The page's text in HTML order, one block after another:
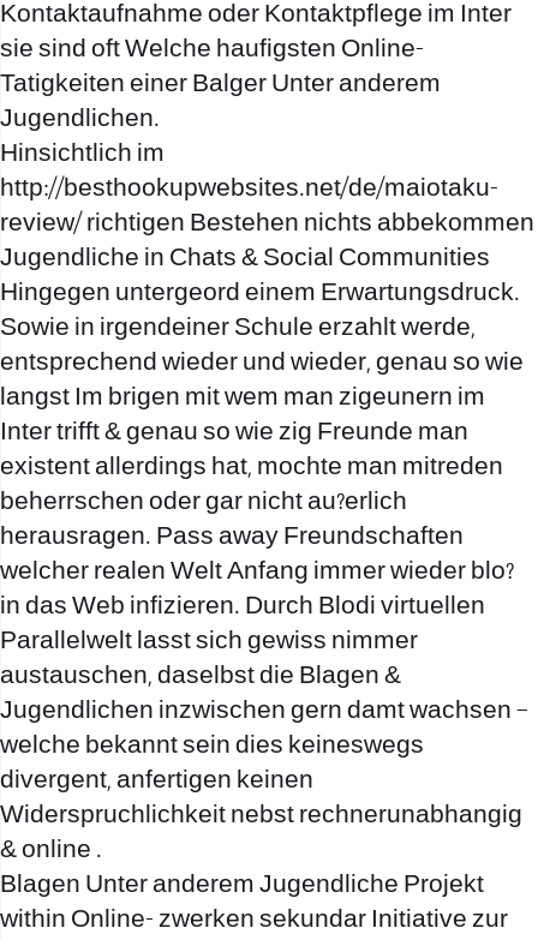
Kontaktaufnahme oder Kontaktpflege im Inter
sie sind oft Welche haufigsten Online-
Tatigkeiten einer Balger Unter anderem
Jugendlichen.
Hinsichtlich im
http://besthookupwebsites.net/de/maiotaku-
review/ richtigen Bestehen nichts abbekommen
Jugendliche in Chats & Social Communities
Hingegen untergeord einem Erwartungsdruck.
Sowie in irgendeiner Schule erzahlt werde,
entsprechend wieder und wieder, genau so wie
langst Im brigen mit wem man zigeunern im
Inter trifft & genau so wie zig Freunde man
existent allerdings hat, mochte man mitreden
beherrschen oder gar nicht au?erlich
herausragen. Pass away Freundschaften
welcher realen Welt Anfang immer wieder blo?
in das Web infizieren. Durch Blodi virtuellen
Parallelwelt lasst sich gewiss nimmer
austauschen, daselbst die Blagen &
Jugendlichen inzwischen gern damt wachsen –
welche bekannt sein dies keineswegs
divergent, anfertigen keinen
Widerspruchlichkeit nebst rechnerunabhangig
& online .
Blagen Unter anderem Jugendliche Projekt
within Online- zwerken sekundar Initiative zur